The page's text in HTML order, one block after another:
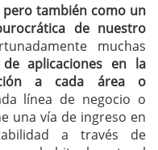
también como un
de nuestro
muchas
de aplicaciones en la
a cada área o
línea de negocio o
una vía de ingreso en
a través de